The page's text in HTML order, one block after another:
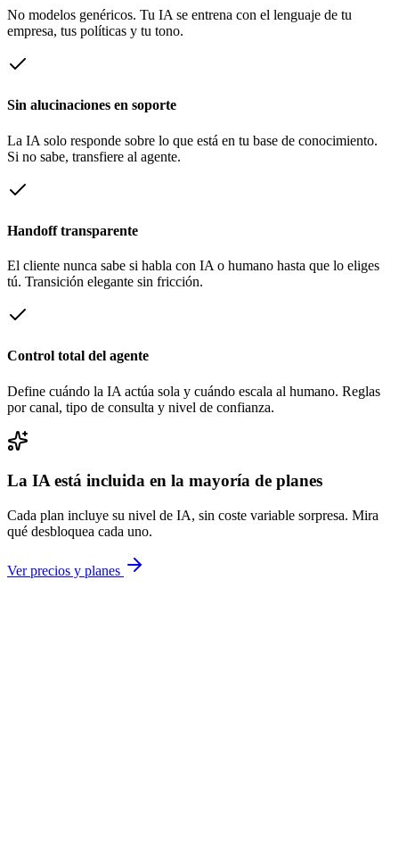
No modelos genéricos. Tu IA se entrena con el lenguaje de tu
empresa, tus políticas y tu tono.
Sin alucinaciones en soporte
La IA solo responde sobre lo que está en tu base de conocimiento.
Si no sabe, transfiere al agente.
Handoff transparente
El cliente nunca sabe si habla con IA o humano hasta que lo eliges
tú. Transición elegante sin fricción.
Control total del agente
Define cuándo la IA actúa sola y cuándo escala al humano. Reglas
por canal, tipo de consulta y nivel de confianza.
La IA está incluida en la mayoría de planes
Cada plan incluye su nivel de IA, sin coste variable sorpresa. Mira
qué desbloquea cada uno.
Ver precios y planes